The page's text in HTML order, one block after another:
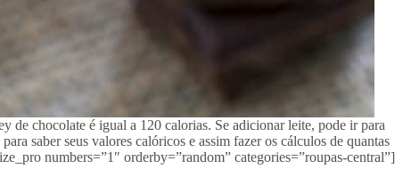
de chocolate é igual a 120 calorias. Se adicionar leite, pode ir para
saber seus valores calóricos e assim fazer os cálculos de quantas
numbers=”1″ orderby=”random” categories=”roupas-central”]